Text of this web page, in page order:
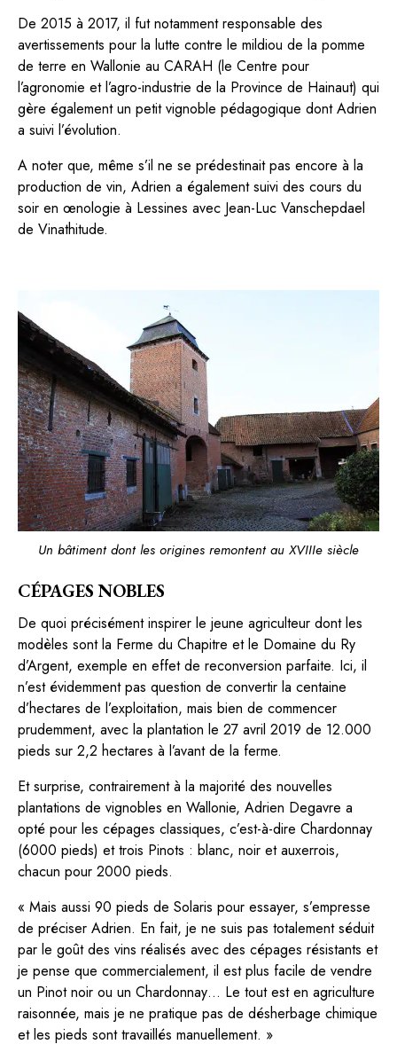
De 2015 à 2017, il fut notamment responsable des
avertissements pour la lutte contre le mildiou de la pomme
de terre en Wallonie au CARAH (le Centre pour
l’agronomie et l’agro-industrie de la Province de Hainaut) qui
gère également un petit vignoble pédagogique dont Adrien
a suivi l’évolution.
A noter que, même s’il ne se prédestinait pas encore à la
production de vin, Adrien a également suivi des cours du
soir en œnologie à Lessines avec Jean-Luc Vanschepdael
de Vinathitude.
Un bâtiment dont les origines remontent au XVIIIe siècle
CÉPAGES NOBLES
De quoi précisément inspirer le jeune agriculteur dont les
modèles sont la Ferme du Chapitre et le Domaine du Ry
d’Argent, exemple en effet de reconversion parfaite. Ici, il
n’est évidemment pas question de convertir la centaine
d’hectares de l’exploitation, mais bien de commencer
prudemment, avec la plantation le 27 avril 2019 de 12.000
pieds sur 2,2 hectares à l’avant de la ferme.
Et surprise, contrairement à la majorité des nouvelles
plantations de vignobles en Wallonie, Adrien Degavre a
opté pour les cépages classiques, c’est-à-dire Chardonnay
(6000 pieds) et trois Pinots : blanc, noir et auxerrois,
chacun pour 2000 pieds.
« Mais aussi 90 pieds de Solaris pour essayer, s’empresse
de préciser Adrien. En fait, je ne suis pas totalement séduit
par le goût des vins réalisés avec des cépages résistants et
je pense que commercialement, il est plus facile de vendre
un Pinot noir ou un Chardonnay… Le tout est en agriculture
raisonnée, mais je ne pratique pas de désherbage chimique
et les pieds sont travaillés manuellement. »